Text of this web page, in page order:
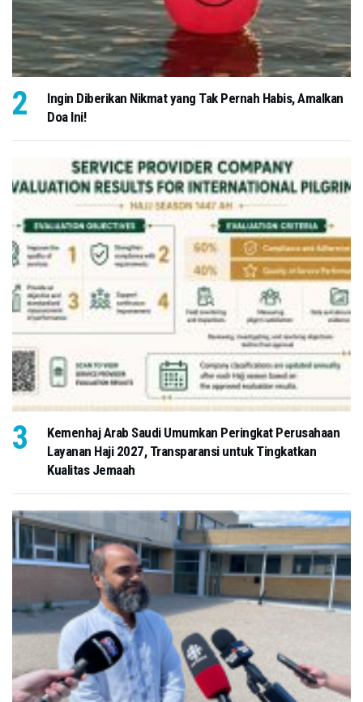
Ingin Diberikan Nikmat yang Tak Pernah Habis, Amalkan
Doa Ini!
Kemenhaj Arab Saudi Umumkan Peringkat Perusahaan
Layanan Haji 2027, Transparansi untuk Tingkatkan
Kualitas Jemaah